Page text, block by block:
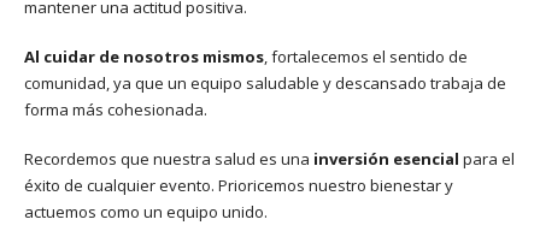
mantener una actitud positiva.
Al cuidar de nosotros mismos, fortalecemos el sentido de
comunidad, ya que un equipo saludable y descansado trabaja de
forma más cohesionada.
Recordemos que nuestra salud es una inversión esencial para el
éxito de cualquier evento. Prioricemos nuestro bienestar y
actuemos como un equipo unido.